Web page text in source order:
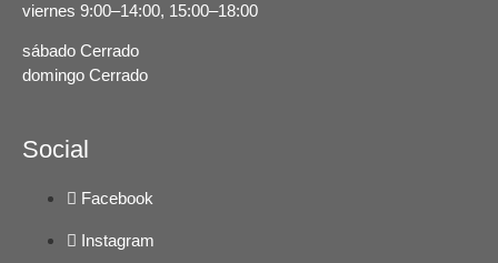
Social
Facebook
Instagram
viernes 9:00–14:00, 15:00–18:00
sábado Cerrado
domingo Cerrado